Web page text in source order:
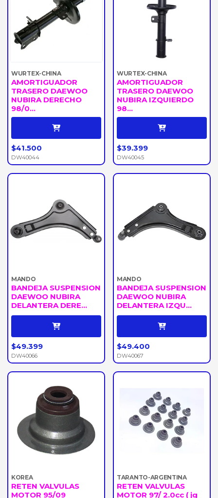
WURTEX-CHINA
AMORTIGUADOR
TRASERO DAEWOO
NUBIRA DERECHO
98/0...
$41.500
DW40044
WURTEX-CHINA
AMORTIGUADOR
TRASERO DAEWOO
NUBIRA IZQUIERDO
98...
$39.399
DW40045
MANDO
BANDEJA SUSPENSION
DAEWOO NUBIRA
DELANTERA DERE...
$49.399
DW40066
MANDO
BANDEJA SUSPENSION
DAEWOO NUBIRA
DELANTERA IZQU...
$49.400
DW40067
KOREA
RETEN VALVULAS
MOTOR 95/09
TARANTO-ARGENTINA
RETEN VALVULAS
MOTOR 97/ 2.0cc ( jg